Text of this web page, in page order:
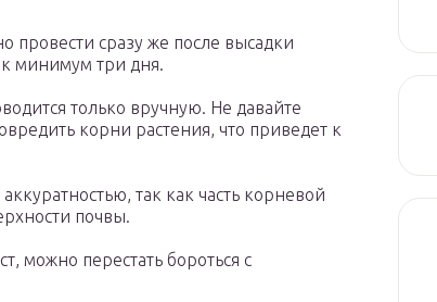
сразу же после высадки
минимум три дня.
только вручную. Не давайте
корни растения, что приведет к
так как часть корневой
почвы.
можно перестать бороться с